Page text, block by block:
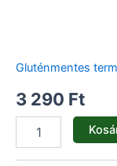
Gluténmentes
3 290 Ft